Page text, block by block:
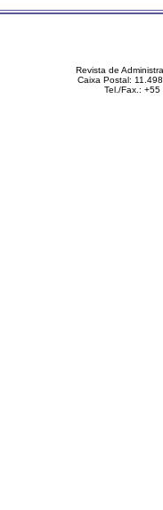
Revista de
Caixa Postal:
Tel./Fax.: